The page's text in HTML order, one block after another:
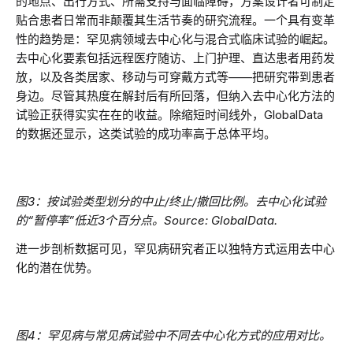
贴合患者日常而非颠覆其生活节奏的研究流程。一个具有变革
性的趋势是：罕见病领域去中心化与混合式临床试验的崛起。
去中心化要素包括远程医疗随访、上门护理、直达患者用药发
放，以及各类居家、移动与可穿戴方式等——把研究带到患者
身边。尽管其热度在解封后有所回落，但纳入去中心化方法的
试验正获得实实在在的收益。除缩短时间线外，GlobalData
的数据还显示，这类试验的成功率高于总体平均。
图3：按试验类型划分的中止/终止/撤回比例。去中心化试验
的“暂停率”低近3个百分点。Source: GlobalData.
进一步剖析数据可见，罕见病研究者正以独特方式运用去中心
化的潜在优势。
图4：罕见病与常见病试验中不同去中心化方式的应用对比。